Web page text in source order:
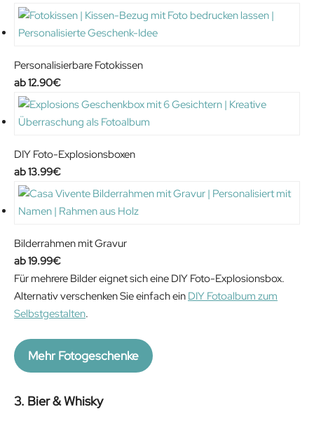
Personalisierbare Fotokissen
12.90€
DIY Foto-Explosionsboxen
13.99€
Bilderrahmen mit Gravur
19.99€
Für mehrere Bilder eignet sich eine DIY Foto-Explosionsbox.
Alternativ verschenken Sie einfach ein DIY Fotoalbum zum
Selbstgestalten.
Mehr Fotogeschenke
3. Bier & Whisky